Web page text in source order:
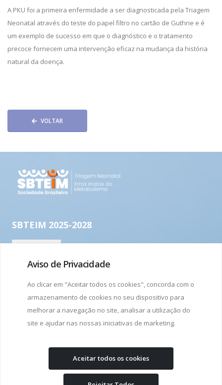
A PKU foi a primeira enfermidade a ser diagnosticada pela Triagem
Neonatal através do teste do papel filtro no cartão de Guthrie e é
um exemplo de sucesso em que o diagnóstico e o tratamento
precoce fornecem uma intervenção eficaz na mudança da história
natural da doença.
VOLTAR
Aviso de Privacidade
Ao clicar em "Aceitar todos os cookies", concorda com o
armazenamento de cookies no seu dispositivo para
melhorar a navegação no site, analisar a utilização do
site e ajudar nas nossas iniciativas de marketing.
Aceitar todos os cookies